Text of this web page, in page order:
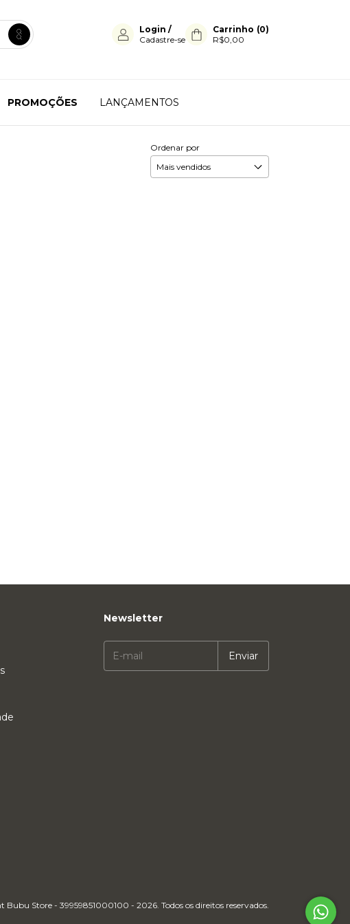
Login /
Cadastre-se
Carrinho (0)
R$0,00
PROMOÇÕES LANÇAMENTOS
Ordenar por
Newsletter
Bubu Store - 39959851000100 - 2026. Todos os direitos reservados.